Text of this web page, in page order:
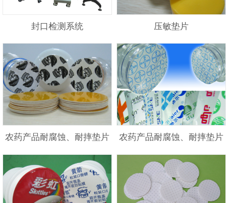
封口检测系统 压敏垫片
农药产品耐腐蚀、耐摔垫片 农药产品耐腐蚀、耐摔垫片